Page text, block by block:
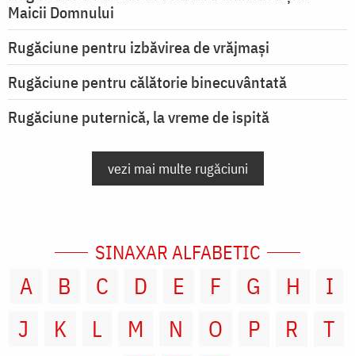
Maicii Domnului
Rugăciune pentru izbăvirea de vrăjmași
Rugăciune pentru călătorie binecuvântată
Rugăciune puternică, la vreme de ispită
vezi mai multe rugăciuni
SINAXAR ALFABETIC
A B C D E F G H
I
J
K L M N O P R
T